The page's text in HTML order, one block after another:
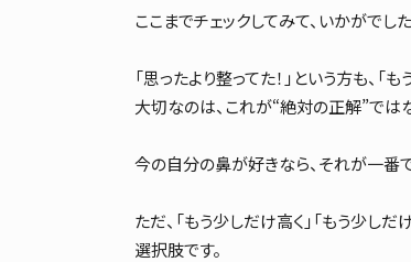
ここまでチェックしてみて、いかがでし
「思ったより整ってた！」という方も、「
大切なのは、これが“絶対の正解”では
今の自分の鼻が好きなら、それが一番で
ただ、「もう少しだけ高く」「もう少し
選択肢です。